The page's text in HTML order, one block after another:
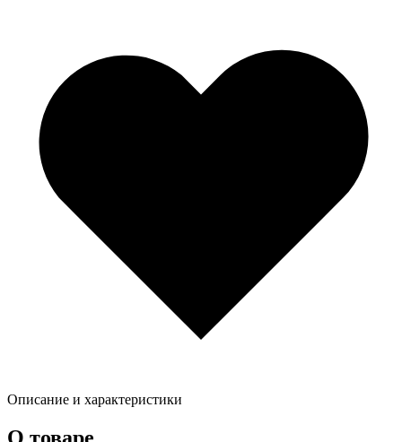
Описание и характеристики